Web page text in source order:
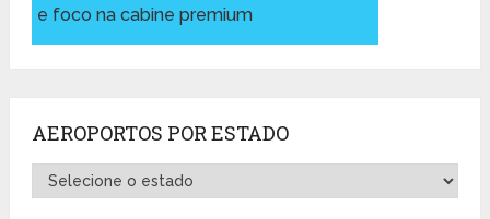
e foco na cabine premium
AEROPORTOS POR ESTADO
Aeroportos
por